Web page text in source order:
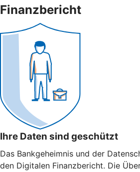
Finanzbericht
Ihre Daten sind geschützt
Das Bankgeheimnis und der
den Digitalen Finanzbericht. Die